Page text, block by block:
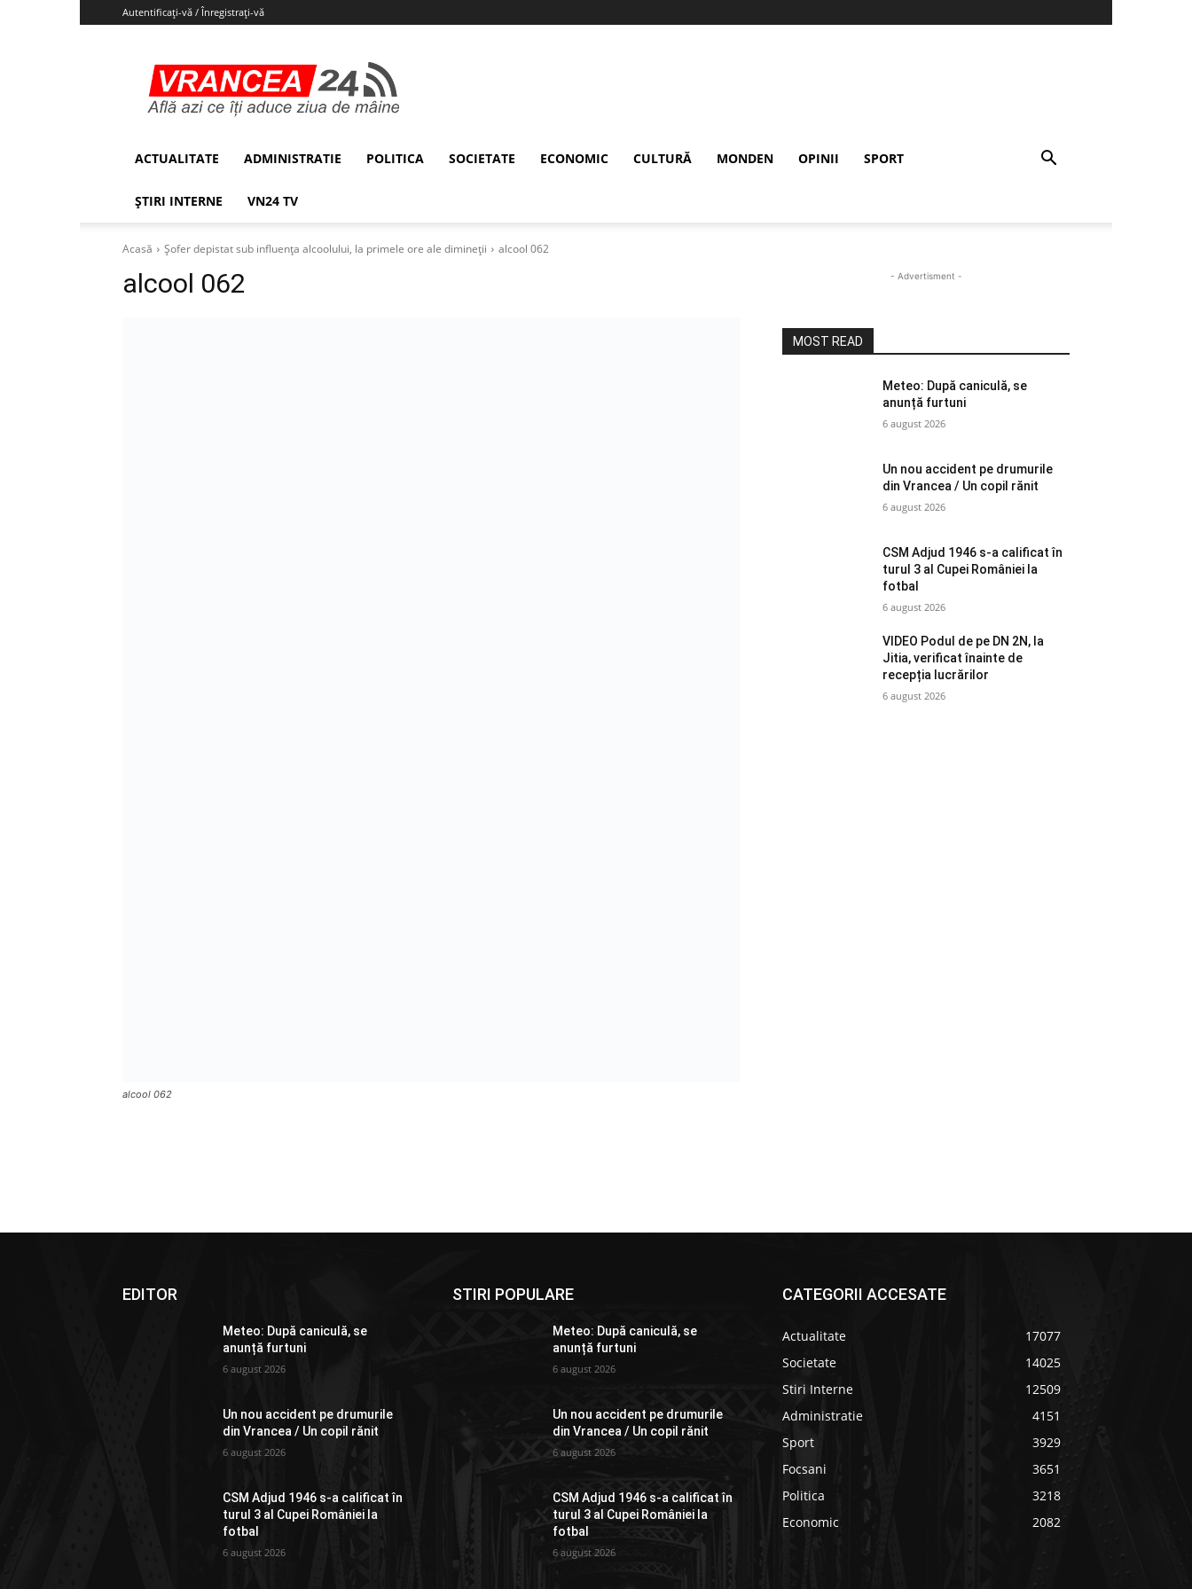
Autentificați-vă / Înregistrați-vă
ACTUALITATE ADMINISTRATIE POLITICA SOCIETATE ECONOMIC CULTURĂ MONDEN OPINII SPORT
ȘTIRI INTERNE VN24 TV
Acasă Șofer depistat sub influența alcoolului, la primele ore ale dimineții alcool 062
alcool 062
alcool 062
- Advertisment -
MOST READ
Meteo: După caniculă, se
anunță furtuni
6 august 2026
Un nou accident pe drumurile
din Vrancea / Un copil rănit
6 august 2026
CSM Adjud 1946 s-a calificat în
turul 3 al Cupei României la
fotbal
6 august 2026
VIDEO Podul de pe DN 2N, la
Jitia, verificat înainte de
recepția lucrărilor
6 august 2026
EDITOR
Meteo: După caniculă, se
anunță furtuni
6 august 2026
Un nou accident pe drumurile
din Vrancea / Un copil rănit
6 august 2026
CSM Adjud 1946 s-a calificat în
turul 3 al Cupei României la
fotbal
6 august 2026
STIRI POPULARE
Meteo: După caniculă, se
anunță furtuni
6 august 2026
Un nou accident pe drumurile
din Vrancea / Un copil rănit
6 august 2026
CSM Adjud 1946 s-a calificat în
turul 3 al Cupei României la
fotbal
6 august 2026
CATEGORII ACCESATE
Actualitate
17077
Societate
14025
Stiri Interne
12509
Administratie
4151
Sport
3929
Focsani
3651
Politica
3218
Economic
2082